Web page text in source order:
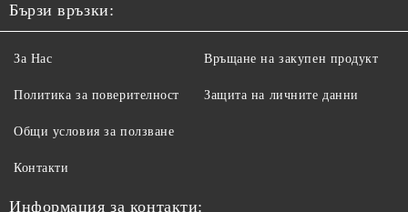
Бързи връзки:
За Нас
Политика за поверителност
Общи условия за ползване
Контакти
Връщане на закупен продукт
Защита на личните данни
Информация за контакти: